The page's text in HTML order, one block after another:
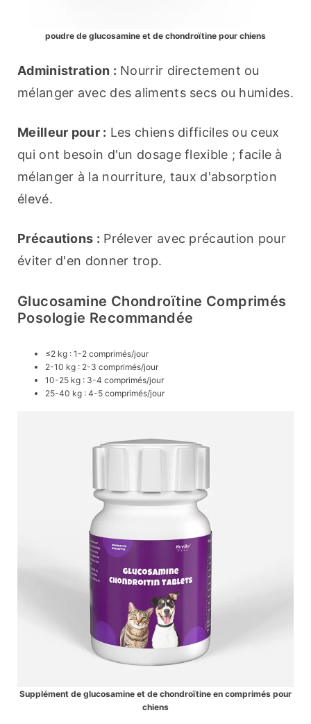
poudre de glucosamine et de chondroïtine pour chiens
Administration : Nourrir directement ou
mélanger avec des aliments secs ou humides.
Meilleur pour : Les chiens difficiles ou ceux
qui ont besoin d'un dosage flexible ; facile à
mélanger à la nourriture, taux d'absorption
élevé.
Précautions : Prélever avec précaution pour
éviter d'en donner trop.
Glucosamine Chondroïtine Comprimés
Posologie Recommandée
≤2 kg : 1-2 comprimés/jour
2-10 kg : 2-3 comprimés/jour
10-25 kg : 3-4 comprimés/jour
25-40 kg : 4-5 comprimés/jour
Supplément de glucosamine et de chondroïtine en comprimés pour
chiens